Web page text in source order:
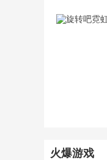
火爆游戏